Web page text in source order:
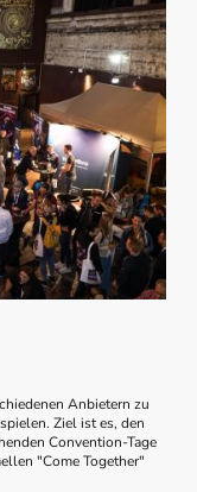
Anbietern zu
Ziel ist es, den
Convention-Tage
"Come Together"